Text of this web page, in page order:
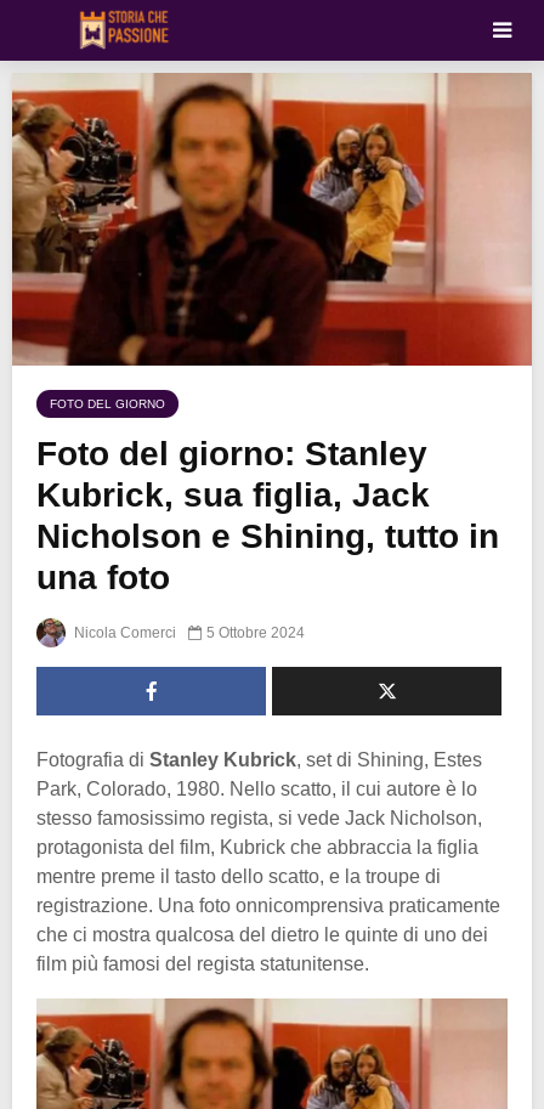
FOTO DEL GIORNO
Foto del giorno: Stanley
Kubrick, sua figlia, Jack
Nicholson e Shining, tutto in
una foto
Nicola Comerci 5 Ottobre 2024
Fotografia di Stanley Kubrick, set di Shining, Estes
Park, Colorado, 1980. Nello scatto, il cui autore è lo
stesso famosissimo regista, si vede Jack Nicholson,
protagonista del film, Kubrick che abbraccia la figlia
mentre preme il tasto dello scatto, e la troupe di
registrazione. Una foto onnicomprensiva praticamente
che ci mostra qualcosa del dietro le quinte di uno dei
film più famosi del regista statunitense.